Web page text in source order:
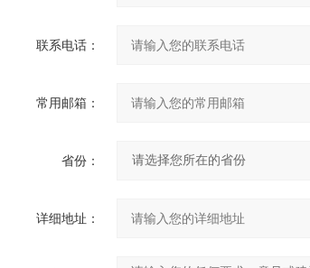
联系电话：
常用邮箱：
省份：
详细地址：